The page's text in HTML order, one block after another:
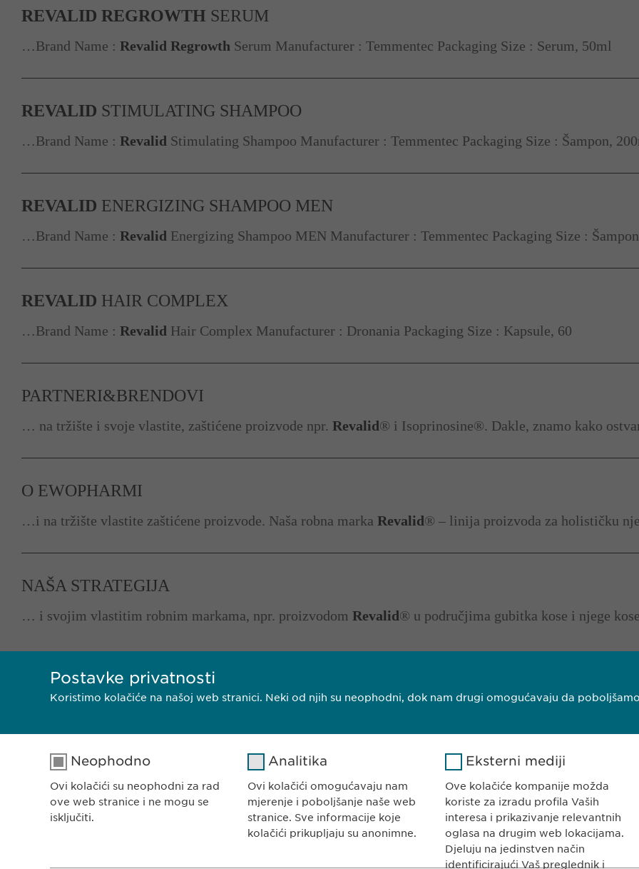
REVALID REGROWTH SERUM
…Brand Name : Revalid Regrowth Serum Manufacturer : Temmentec Packaging Size : Serum, 50ml
REVALID STIMULATING SHAMPOO
…Brand Name : Revalid Stimulating Shampoo Manufacturer : Temmentec Packaging Size : Šampon,
REVALID ENERGIZING SHAMPOO MEN
…Brand Name : Revalid Energizing Shampoo MEN Manufacturer : Temmentec Packaging Size :
REVALID HAIR COMPLEX
…Brand Name : Revalid Hair Complex Manufacturer : Dronania Packaging Size : Kapsule, 60
PARTNERI&BRENDOVI
… na tržište i svoje vlastite, zaštićene proizvode npr. Revalid® i Isoprinosine®. Dakle, znamo kako
O EWOPHARMI
…i na tržište vlastite zaštićene proizvode. Naša robna marka Revalid® – linija proizvoda za holističku
NAŠA STRATEGIJA
… i svojim vlastitim robnim markama, npr. proizvodom Revalid® u područjima gubitka kose i njege
EWOPHARMA BOSNA I HERCEGOVINA
Ewopharma d.o.o. Sarajevo
Rajlovačka cesta 23
71000 Sarajevo
Bosna i Hercegovina
KONTAKT
Tel. +387 33 592
E-Mail:info@
Postavke privatnosti
Koristimo kolačiće na našoj web stranici. Neki od njih su neophodni, dok nam drugi omogućavaju da
Neophodno
Ovi kolačići su neophodni za rad
ove web stranice i ne mogu se
isključiti.
Analitika
Ovi kolačići omogućavaju nam
mjerenje i poboljšanje naše web
stranice. Sve informacije koje
kolačići prikupljaju su anonimne.
Eksterni mediji
Ove kolačiće kompanije možda
koriste za izradu profila Vaših
interesa i prikazivanje relevantnih
oglasa na drugim web lokacijama.
Djeluju na jedinstven način
identificirajući Vaš preglednik i